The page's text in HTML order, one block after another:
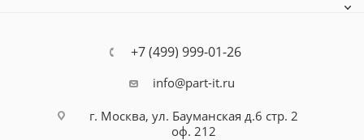
+7 (499) 999-01-26
info@part-it.ru
г. Москва, ул. Бауманская д.6 стр. 2
оф. 212